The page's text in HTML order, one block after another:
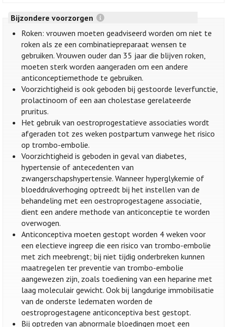
Bijzondere voorzorgen
Roken: vrouwen moeten geadviseerd worden om niet te
roken als ze een combinatiepreparaat wensen te
gebruiken. Vrouwen ouder dan 35 jaar die blijven roken,
moeten sterk worden aangeraden om een andere
anticonceptiemethode te gebruiken.
Voorzichtigheid is ook geboden bij gestoorde leverfunctie,
prolactinoom of een aan cholestase gerelateerde
pruritus.
Het gebruik van oestroprogestatieve associaties wordt
afgeraden tot zes weken postpartum vanwege het risico
op trombo-embolie.
Voorzichtigheid is geboden in geval van diabetes,
hypertensie of antecedenten van
zwangerschapshypertensie. Wanneer hyperglykemie of
bloeddrukverhoging optreedt bij het instellen van de
behandeling met een oestroprogestagene associatie,
dient een andere methode van anticonceptie te worden
overwogen.
Anticonceptiva moeten gestopt worden 4 weken voor
een electieve ingreep die een risico van trombo-embolie
met zich meebrengt; bij niet tijdig onderbreken kunnen
maatregelen ter preventie van trombo-embolie
aangewezen zijn, zoals toediening van een heparine met
laag moleculair gewicht. Ook bij langdurige immobilisatie
van de onderste ledematen worden de
oestroprogestagene anticonceptiva best gestopt.
Bij optreden van abnormale bloedingen moet een